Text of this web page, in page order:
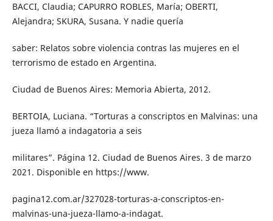
BACCI, Claudia; CAPURRO ROBLES, María; OBERTI,
Alejandra; SKURA, Susana. Y nadie quería
saber: Relatos sobre violencia contras las mujeres en el
terrorismo de estado en Argentina.
Ciudad de Buenos Aires: Memoria Abierta, 2012.
BERTOIA, Luciana. “Torturas a conscriptos en Malvinas: una
jueza llamó a indagatoria a seis
militares”. Página 12. Ciudad de Buenos Aires. 3 de marzo
2021. Disponible en https://www.
pagina12.com.ar/327028-torturas-a-conscriptos-en-
malvinas-una-jueza-llamo-a-indagat.